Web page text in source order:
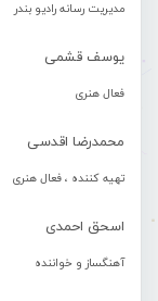
مدیریت رسانه رادیو بندر
یوسف قشمی
فعال هنری
محمدرضا اقدسی
تهیه کننده ، فعال هنری
اسحق احمدی
آهنگساز و خواننده